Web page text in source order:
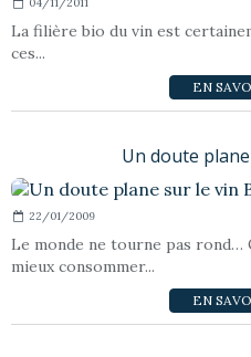
04/11/2011
La filière bio du vin est
ces...
EN
Un doute
22/01/2009
Le monde ne tourne pas rond…
mieux consommer...
EN